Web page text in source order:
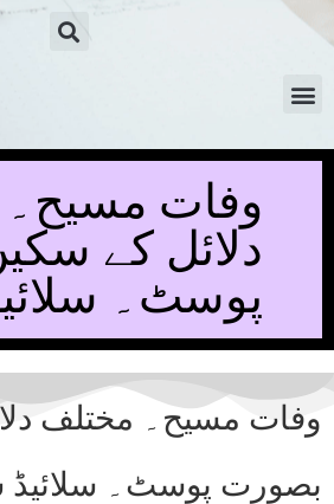
وفات
دلائل کے
پوسٹ۔
وفات مسیح۔ مختلف
بصورت پوسٹ۔ سلائیڈ